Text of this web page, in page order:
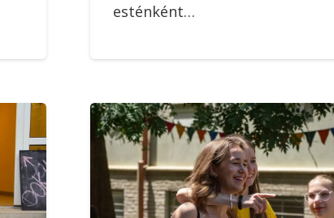
esténként…